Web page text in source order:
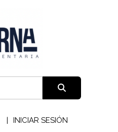
INICIAR SESIÓN